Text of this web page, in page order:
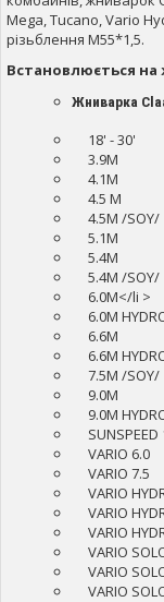
Mega, Tucano, Vario
різьблення М55*1,5.
Встановлюється
Жниварка
18' - 30'
3.9M
4.1M
4.5 M
4.5M /SOY/
5.1M
5.4M
5.4M /SOY/
6.0M</li >
6.0M
6.6M
6.6M
7.5M /SOY/
9.0M
9.0M
SUNSPEED
VARIO 6.0
VARIO 7.5
VARIO
VARIO
VARIO
VARIO
VARIO
VARIO